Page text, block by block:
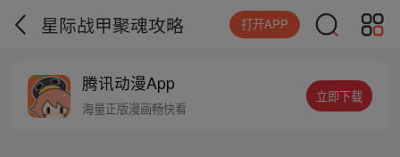
星际战甲聚魂攻略 打开APP
腾讯动漫App
海量正版漫画畅快看
立即下载